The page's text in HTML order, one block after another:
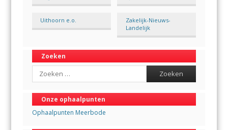
Uithoorn e.o.
Zakelijk-Nieuws-
Landelijk
Zoeken
Search
Onze ophaalpunten
Ophaalpunten Meerbode